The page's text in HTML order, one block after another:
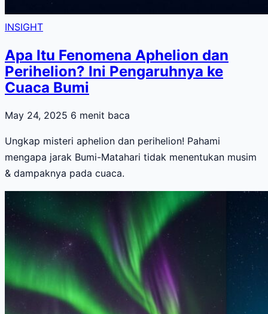
INSIGHT
Apa Itu Fenomena Aphelion dan
Perihelion? Ini Pengaruhnya ke
Cuaca Bumi
May 24, 2025 6 menit baca
Ungkap misteri aphelion dan perihelion! Pahami
mengapa jarak Bumi-Matahari tidak menentukan musim
& dampaknya pada cuaca.